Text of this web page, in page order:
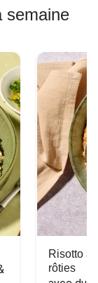
semaine
Risotto
rôties